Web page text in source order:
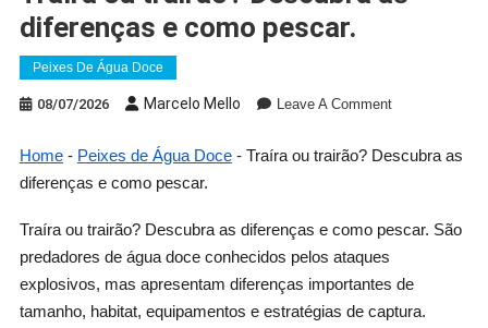
diferenças e como pescar.
Peixes De Água Doce
08/07/2026 Marcelo Mello Leave A CommentOn
Ou
Como
Pescar.
Home- Peixes de Água Doce- Traíra ou trairão? Descubra as
diferenças e como pescar.
Traíra ou trairão? Descubra as diferenças e como pescar. São
predadores de água doce conhecidos pelos ataques
explosivos, mas apresentam diferenças importantes de
tamanho, habitat, equipamentos e estratégias de captura.